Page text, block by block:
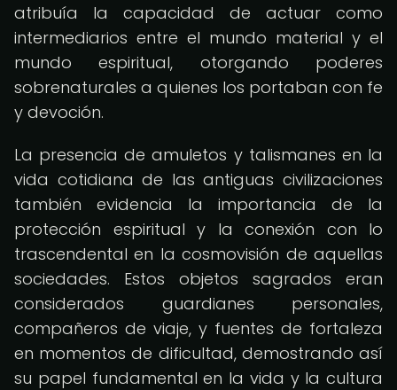
atribuía la capacidad de actuar como
intermediarios entre el mundo material y el
mundo espiritual, otorgando poderes
sobrenaturales a quienes los portaban con fe
y devoción.
La presencia de amuletos y talismanes en la
vida cotidiana de las antiguas civilizaciones
también evidencia la importancia de la
protección espiritual y la conexión con lo
trascendental en la cosmovisión de aquellas
sociedades. Estos objetos sagrados eran
considerados guardianes personales,
compañeros de viaje, y fuentes de fortaleza
en momentos de dificultad, demostrando así
su papel fundamental en la vida y la cultura